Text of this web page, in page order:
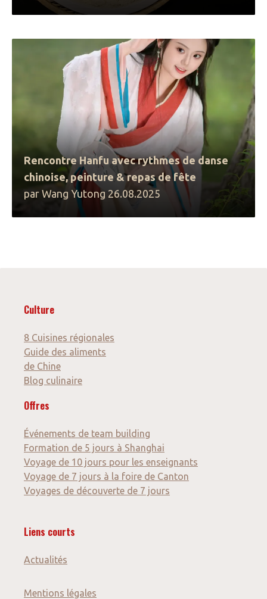
Rencontre Hanfu avec rythmes de danse
chinoise, peinture & repas de fête
par Wang Yutong 26.08.2025
Culture
8 Cuisines régionales
Guide des aliments
de Chine
Blog culinaire
Offres
Événements de team building
Formation de 5 jours à Shanghai
Voyage de 10 jours pour les enseignants
Voyage de 7 jours à la foire de Canton
Voyages de découverte de 7 jours
Liens courts
Actualités
Mentions légales